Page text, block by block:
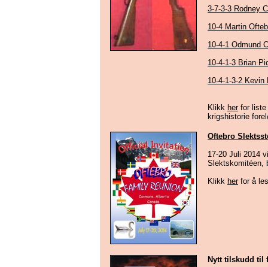
3-7-3-3 Rodney
10-4 Martin
10-4-1 Odmund
10-4-1-3 Brian
10-4-1-3-2
Klikk herfor liste
krigshistorie
Oftebro
17-20 Juli 2014
Slektskomitéen,
Klikk herfor å
Nytt tilskudd til